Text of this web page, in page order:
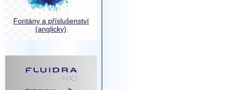
Fontány a příslušenství
(anglicky)